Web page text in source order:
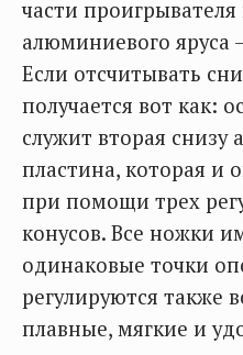
части
алюминиевого яруса
Если отсчитывать
получается вот как:
служит вторая снизу
пластина, которая и
при помощи трех
конусов. Все ножки
одинаковые точки
регулируются также
плавные, мягкие и